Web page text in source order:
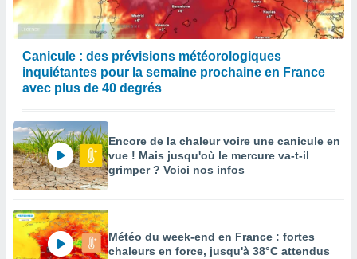
Canicule : des prévisions météorologiques
inquiétantes pour la semaine prochaine en France
avec plus de 40 degrés
Encore de la chaleur voire une canicule en
vue ! Mais jusqu'où le mercure va-t-il
grimper ? Voici nos infos
Météo du week-end en France : fortes
chaleurs en force, jusqu'à 38°C attendus